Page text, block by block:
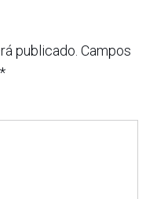
publicado. Campos
*